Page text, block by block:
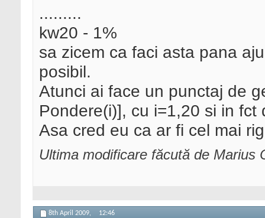
.........
kw20 - 1%
sa zicem ca faci asta pana
posibil.
Atunci ai face un punctaj de
Pondere(i)], cu i=1,20 si in
Asa cred eu ca ar fi cel mai
Ultima modificare făcută de Marius
8th April 2009, 12:46